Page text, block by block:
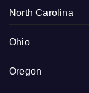
North Carolina
Ohio
Oregon